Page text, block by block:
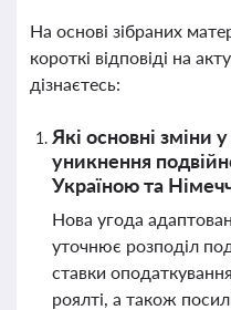
На основі зібраних
короткі відповіді на
дізнаєтесь:
Які основні зміни
уникнення
Україною та
Нова угода
уточнює розподіл
ставки
роялті, а також